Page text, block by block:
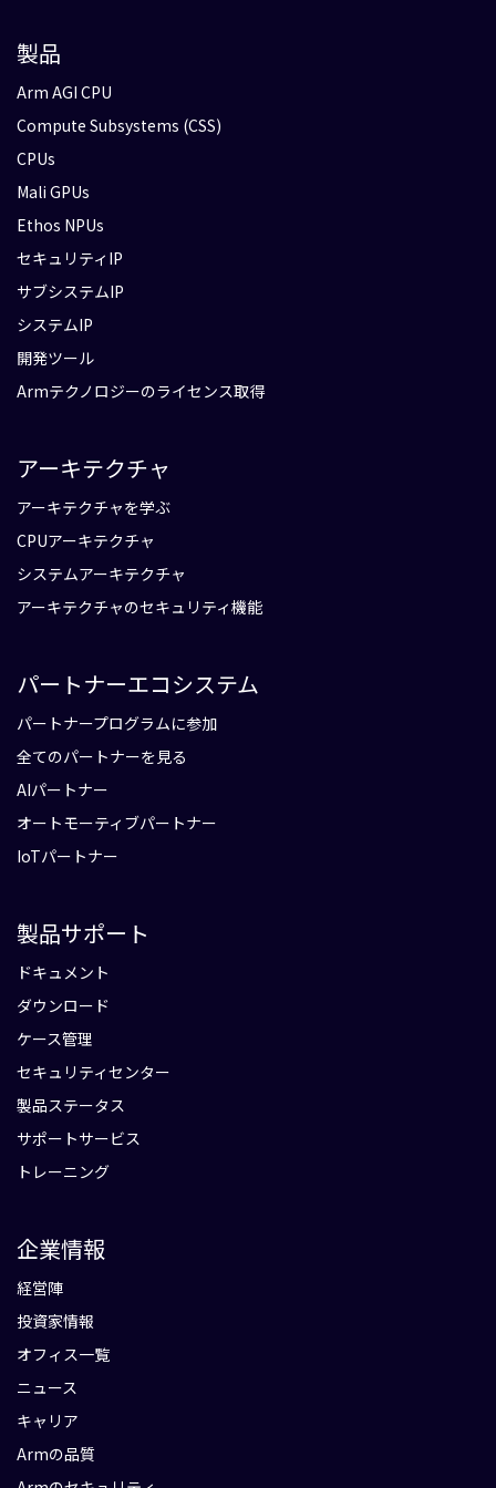
製品
Arm AGI CPU
Compute Subsystems (CSS)
CPUs
Mali GPUs
Ethos NPUs
セキュリティIP
サブシステムIP
システムIP
開発ツール
Armテクノロジーのライセンス取得
アーキテクチャ
アーキテクチャを学ぶ
CPUアーキテクチャ
システムアーキテクチャ
アーキテクチャのセキュリティ機能
パートナーエコシステム
パートナープログラムに参加
全てのパートナーを見る
AIパートナー
オートモーティブパートナー
IoTパートナー
製品サポート
ドキュメント
ダウンロード
ケース管理
セキュリティセンター
製品ステータス
サポートサービス
トレーニング
企業情報
経営陣
投資家情報
オフィス一覧
ニュース
キャリア
Armの品質